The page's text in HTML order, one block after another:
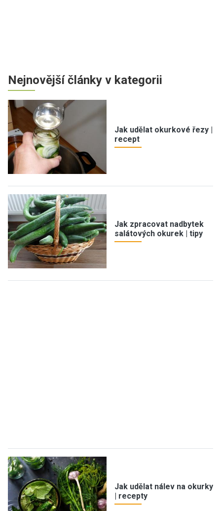
Nejnovější články v kategorii
Jak udělat okurkové řezy |
recept
Jak zpracovat nadbytek
salátových okurek | tipy
Jak udělat nálev na okurky
| recepty